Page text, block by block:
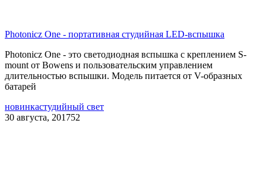
Photonicz One - портативная студийная LED-вспышка
Photonicz One - это светодиодная вспышка с креплением S-
mount от Bowens и пользовательским управлением
длительностью вспышки. Модель питается от V-образных
батарей
новинкастудийный свет
30 августа, 201752